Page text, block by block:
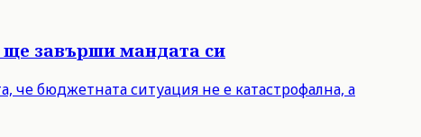
ще завърши мандата си
бюджетната ситуация не е катастрофална, а